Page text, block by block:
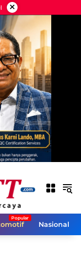
×
Nasional